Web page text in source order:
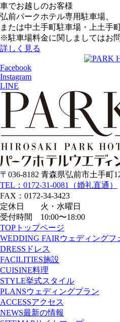
車でお越しのお客様
弘前パークホテル専用駐車場、
または中土手町駐車場・上土手
※駐車場料金に関しましてはお
詳しく見る
Facebook
Instagram
LINE
〒036-8182 青森県弘前市土手町
TEL：0172-31-0081（婚礼直通）
FAX：0172-34-3423
定休日 火・水曜日
受付時間 10:00〜18:00
TOP トップページ
WEDDING FAIR ウェディングフ
DRESS ドレス
FACILITIES施設
CUISINE料理
STYLE挙式スタイル
PLANSウェディングプラン
ACCESSアクセス
NEWS最新の情報